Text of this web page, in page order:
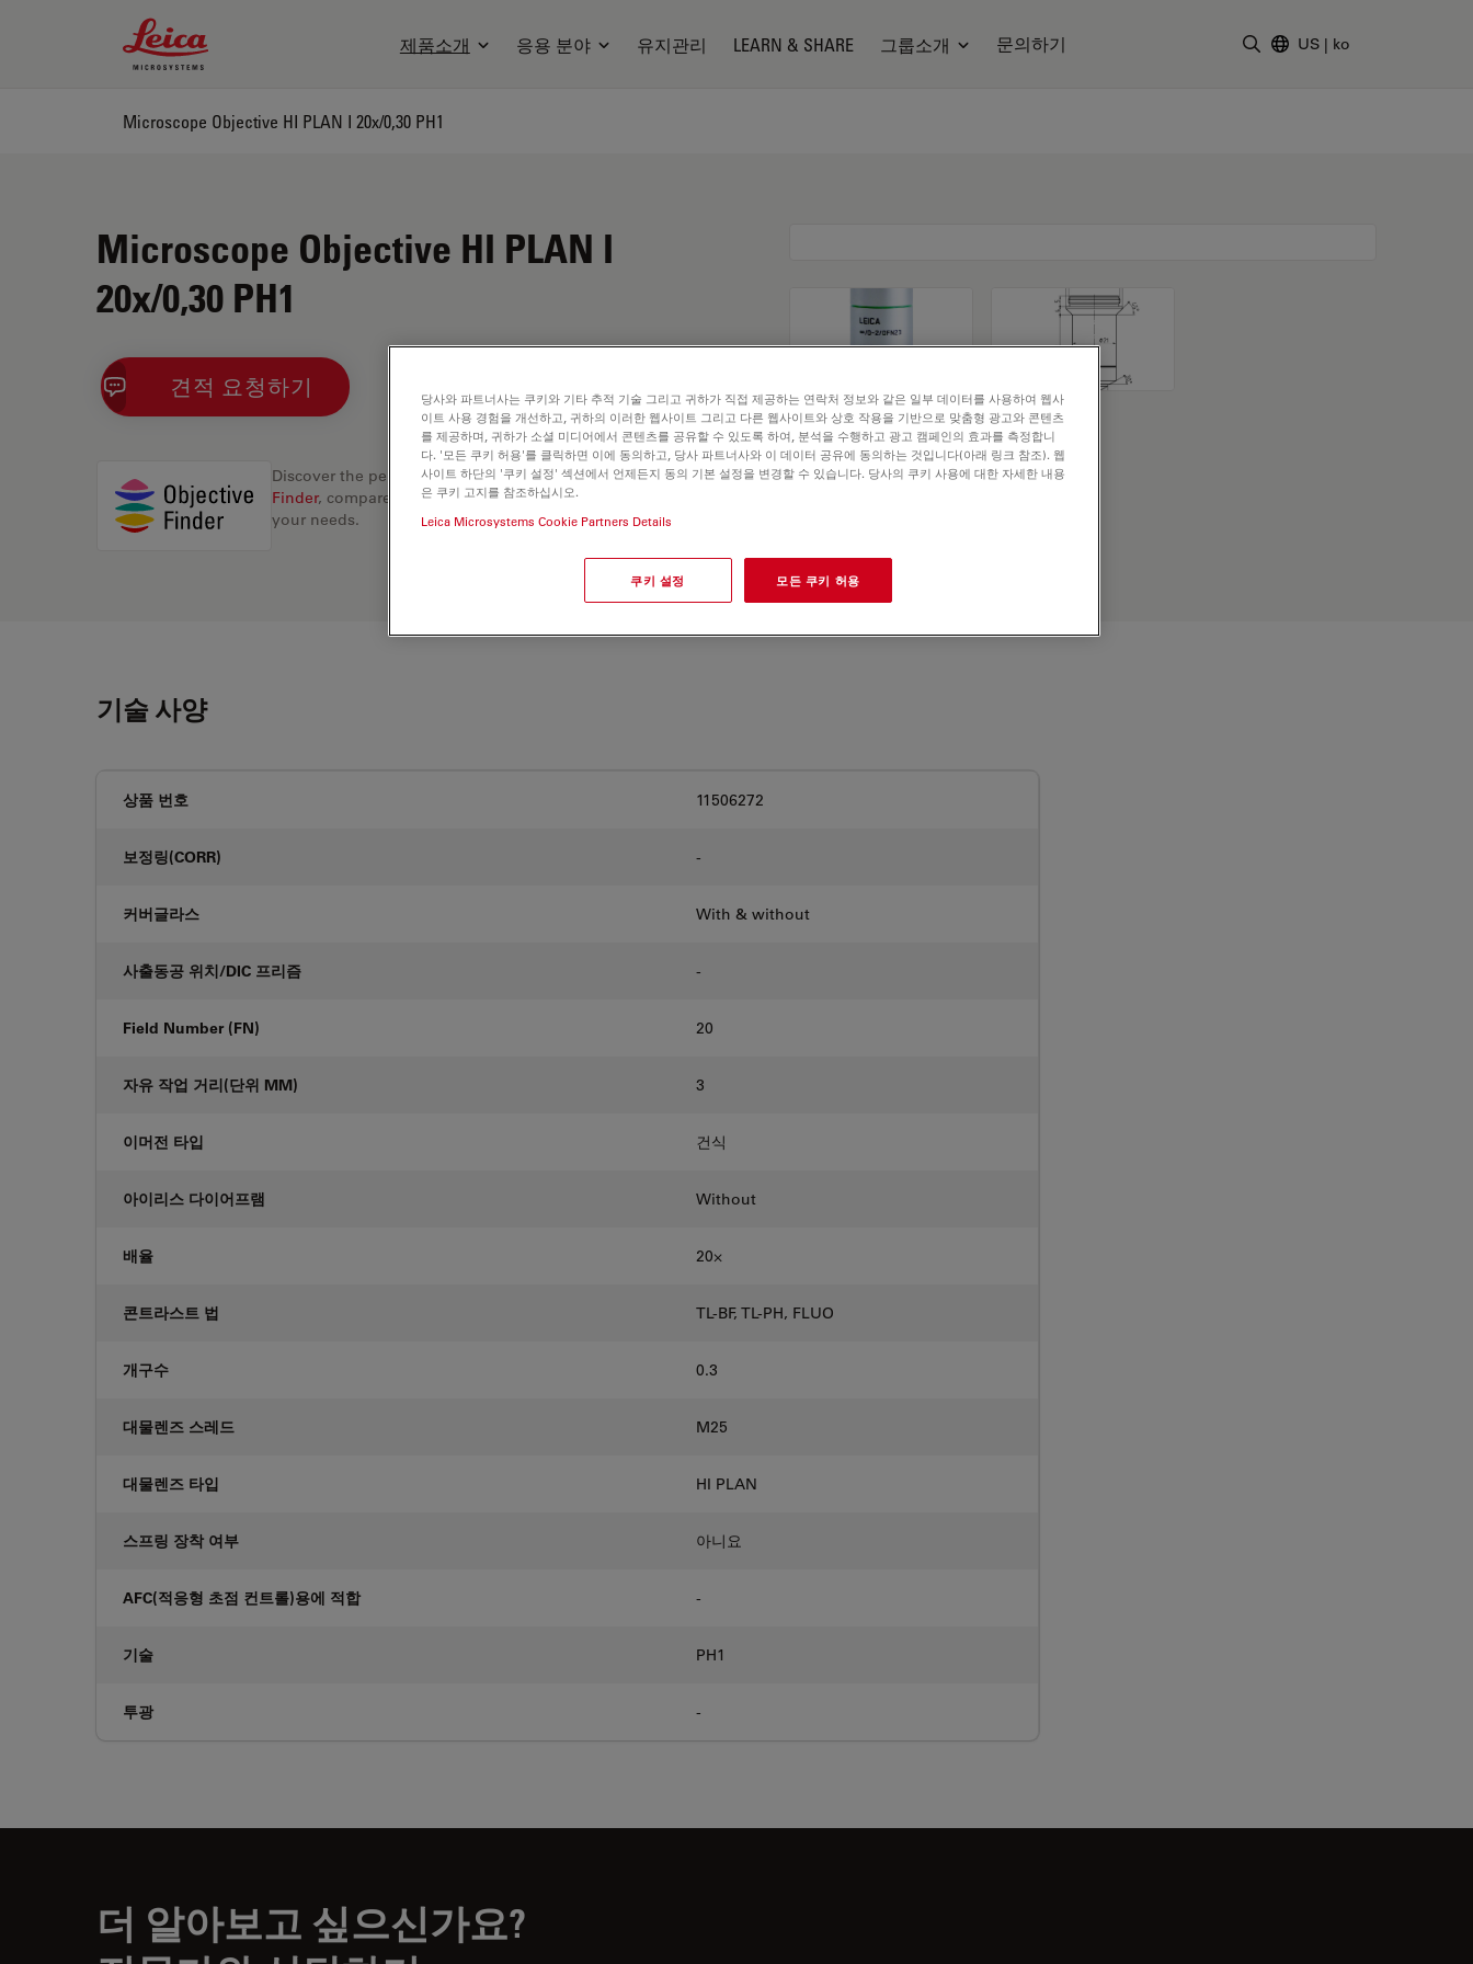
Leica Microsystems Logo
제품소개 응용 분야 유지관리 LEARN & SHARE 그룹소개 문의하기 US | ko
Microscope Objective HI PLAN I 20x/0,30 PH1
Microscope Objective HI PLAN I
20x/0,30 PH1
견적 요청하기
Discover the perfect solution. Explore ourObjective
Finder, compare alternatives, and find the best fit for
your needs.
기술 사양
상품 번호 11506272
보정링(CORR) -
커버글라스 With & without
사출동공 위치/DIC 프리즘 -
Field Number (FN) 20
자유 작업 거리(단위 MM) 3
이머전 타입 건식
아이리스 다이어프램 Without
배율 20⨉
콘트라스트 법 TL-BF, TL-PH, FLUO
개구수 0.3
대물렌즈 스레드 M25
대물렌즈 타입 HI PLAN
스프링 장착 여부 아니요
AFC(적응형 초점 컨트롤)용에 적합 -
기술 PH1
투광 -
더 알아보고 싶으신가요?
당사와 파트너사는 쿠키와 기타 추적 기술 그리고 귀하가 직접 제공하는 연락처 정보와 같은 일부 데이터를 사용하여 웹사
이트 사용 경험을 개선하고, 귀하의 이러한 웹사이트 그리고 다른 웹사이트와 상호 작용을 기반으로 맞춤형 광고와 콘텐츠
를 제공하며, 귀하가 소셜 미디어에서 콘텐츠를 공유할 수 있도록 하여, 분석을 수행하고 광고 캠페인의 효과를 측정합니
다. '모든 쿠키 허용'를 클릭하면 이에 동의하고, 당사 파트너사와 이 데이터 공유에 동의하는 것입니다(아래 링크 참조). 웹
사이트 하단의 '쿠키 설정' 섹션에서 언제든지 동의 기본 설정을 변경할 수 있습니다. 당사의 쿠키 사용에 대한 자세한 내용
은 쿠키 고지를 참조하십시오.
Leica Microsystems Cookie Partners Details
쿠키 설정 모든 쿠키 허용